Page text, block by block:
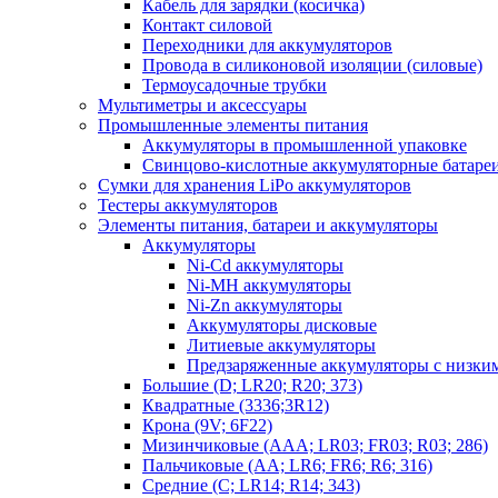
Кабель для зарядки (косичка)
Контакт силовой
Переходники для аккумуляторов
Провода в силиконовой изоляции (силовые)
Термоусадочные трубки
Мультиметры и аксессуары
Промышленные элементы питания
Аккумуляторы в промышленной упаковке
Свинцово-кислотные аккумуляторные
Сумки для хранения LiPo аккумуляторов
Тестеры аккумуляторов
Элементы питания, батареи и аккумуляторы
Аккумуляторы
Ni-Cd аккумуляторы
Ni-MH аккумуляторы
Ni-Zn аккумуляторы
Аккумуляторы дисковые
Литиевые аккумуляторы
Предзаряженные аккумуляторы с
Большие (D; LR20; R20; 373)
Квадратные (3336;3R12)
Крона (9V; 6F22)
Мизинчиковые (AAA; LR03; FR03; R03; 286)
Пальчиковые (AA; LR6; FR6; R6; 316)
Средние (C; LR14; R14; 343)